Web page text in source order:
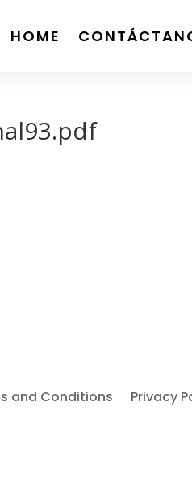
HOME
and Conditions Privacy